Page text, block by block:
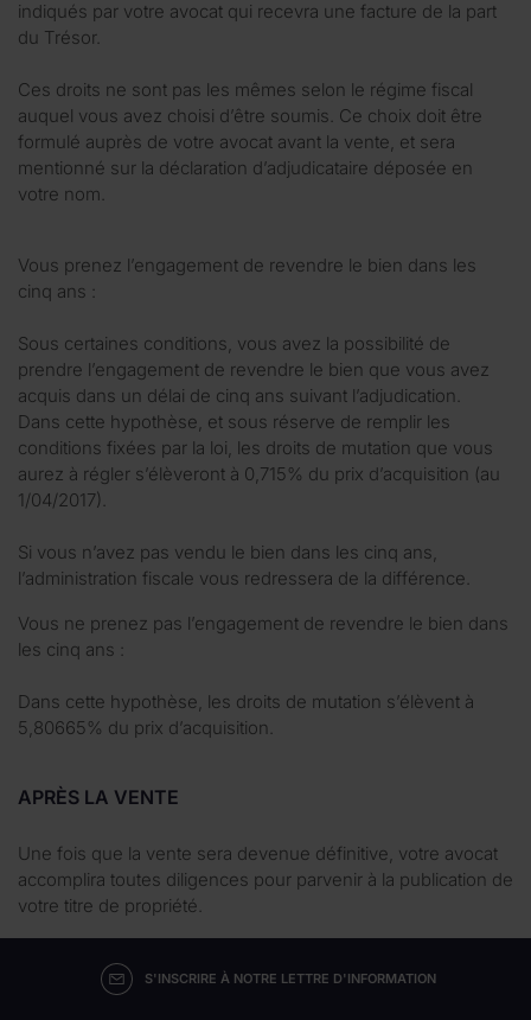
indiqués par votre avocat qui recevra une facture de la part
du Trésor.
Ces droits ne sont pas les mêmes selon le régime fiscal
auquel vous avez choisi d’être soumis. Ce choix doit être
formulé auprès de votre avocat avant la vente, et sera
mentionné sur la déclaration d’adjudicataire déposée en
votre nom.
Vous prenez l’engagement de revendre le bien dans les
cinq ans :
Sous certaines conditions, vous avez la possibilité de
prendre l’engagement de revendre le bien que vous avez
acquis dans un délai de cinq ans suivant l’adjudication.
Dans cette hypothèse, et sous réserve de remplir les
conditions fixées par la loi, les droits de mutation que vous
aurez à régler s’élèveront à 0,715% du prix d’acquisition (au
1/04/2017).
Si vous n’avez pas vendu le bien dans les cinq ans,
l’administration fiscale vous redressera de la différence.
Vous ne prenez pas l’engagement de revendre le bien dans
les cinq ans :
Dans cette hypothèse, les droits de mutation s’élèvent à
5,80665% du prix d’acquisition.
APRÈS LA VENTE
Une fois que la vente sera devenue définitive, votre avocat
accomplira toutes diligences pour parvenir à la publication de
votre titre de propriété.
S'INSCRIRE À NOTRE LETTRE D'INFORMATION